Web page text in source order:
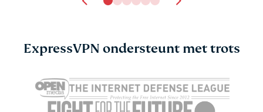
ExpressVPN ondersteunt met trots